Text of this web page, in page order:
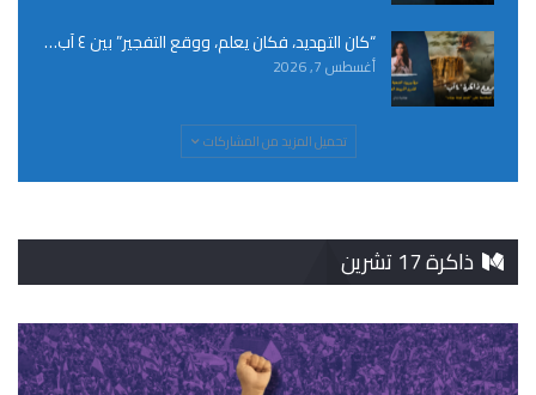
“كان التهديد، فكان يعلم، ووقع التفجير” بين ٤ آب…
أغسطس 7, 2026
تحميل المزيد من المشاركات
ذاكرة 17 تشرين